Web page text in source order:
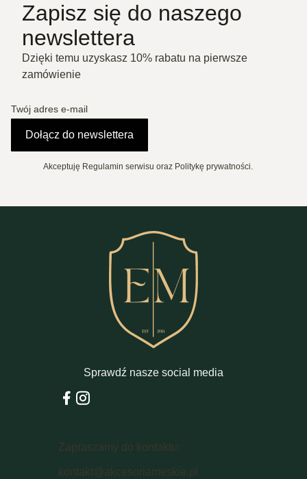
Zapisz się do naszego
newslettera
Dzięki temu uzyskasz 10% rabatu na pierwsze
zamówienie
Twój adres e-mail
Dołącz do newslettera
Akceptuję Regulamin serwisu oraz Politykę prywatności.
Sprawdź nasze social media
Zapraszamy do kontaktu:
kontakt@akcesoriameskie.pl